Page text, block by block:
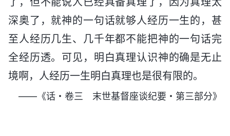
深奥了，就神的一句话就够人经历一生的，甚
至人经历几生、几千年都不能把神的一句话完
全经历透。可见，明白真理认识神的确是无止
境啊，人经历一生明白真理也是很有限的。
——《话・卷三 末世基督座谈纪要・第三部分》